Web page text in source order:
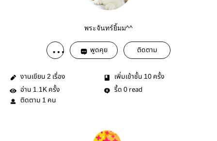
พระจันทร์ยิ้มม^^
พูดคุย ติดตาม
งานเขียน 2 เรื่อง เพิ่มเข้าชั้น 10 ครั้ง
อ่าน 1.1K ครั้ง รี้ด 0 read
ติดตาม 1 คน